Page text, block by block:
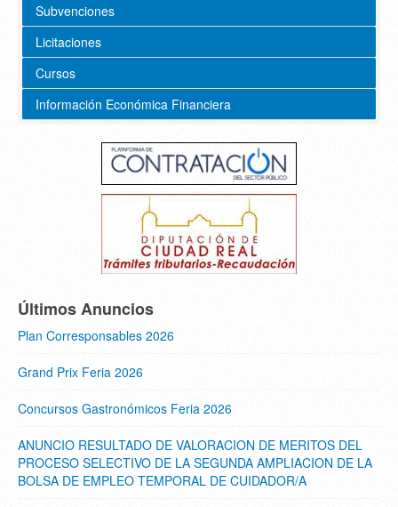
Subvenciones
Licitaciones
Cursos
Información Económica Financiera
Últimos Anuncios
Plan Corresponsables 2026
Grand Prix Feria 2026
Concursos Gastronómicos Feria 2026
ANUNCIO RESULTADO DE VALORACION DE MERITOS DEL
PROCESO SELECTIVO DE LA SEGUNDA AMPLIACION DE LA
BOLSA DE EMPLEO TEMPORAL DE CUIDADOR/A